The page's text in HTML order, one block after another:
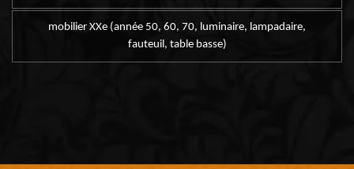
mobilier XXe (année 50, 60, 70, luminaire, lampadaire,
fauteuil, table basse)